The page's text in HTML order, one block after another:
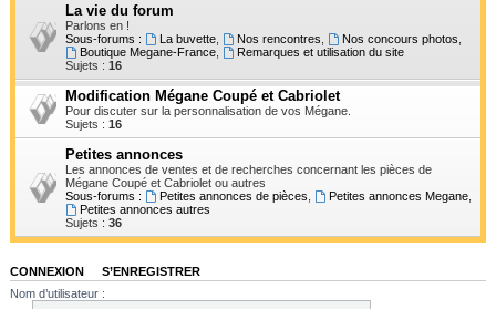
La vie du forum
Parlons en !
Sous-forums :
La buvette, Nos rencontres Nos concours photos
Boutique Megane-France,
Remarques et utilisation du site
Sujets : 16
Modification Mégane Coupé et Cabriolet
Pour discuter sur la personnalisation de vos Mégane.
Sujets : 16
Petites annonces
Les annonces de ventes et de recherches concernant les pièces de
Mégane Coupé et Cabriolet ou autres
Sous-forums :
Petites annonces de pièces Petites annonces Megane,
Petites annonces autres
Sujets : 36
CONNEXION
S’ENREGISTRER
Nom d’utilisateur :